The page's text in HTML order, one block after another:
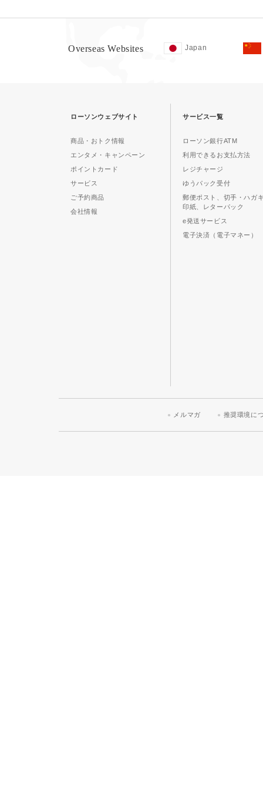
Overseas Websites Japan
ローソンウェブサイト
商品・おトク情報
エンタメ・キャンペーン
ポイントカード
サービス
ご予約商品
会社情報
サービス一覧
ローソン銀行ATM
利用できるお支払方法
レジチャージ
ゆうパック受付
郵便ポスト、切手・ハガ
印紙、レターパック
e発送サービス
電子決済（電子マネー）
メルマガ 推奨環境に